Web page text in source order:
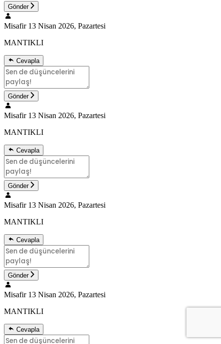
Gönder
Misafir 13 Nisan 2026, Pazartesi
MANTIKLI
Cevapla
Gönder
Misafir 13 Nisan 2026, Pazartesi
MANTIKLI
Cevapla
Gönder
Misafir 13 Nisan 2026, Pazartesi
MANTIKLI
Cevapla
Gönder
Misafir 13 Nisan 2026, Pazartesi
MANTIKLI
Cevapla